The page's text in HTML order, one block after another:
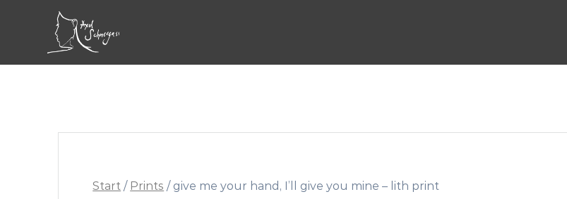
Start / Prints / give me your hand, I’ll give you mine – lith print